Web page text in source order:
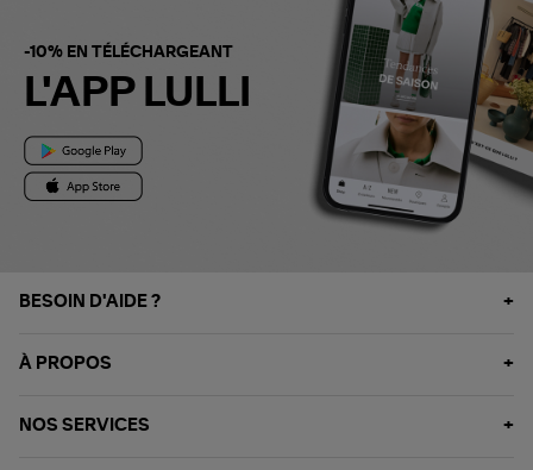
-10% EN TÉLÉCHARGEANT
L'APP LULLI
BESOIN D'AIDE ?
À PROPOS
NOS SERVICES